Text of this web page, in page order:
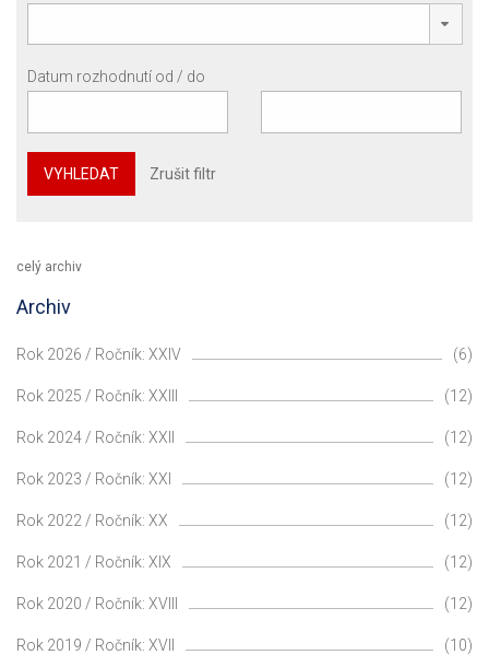
Datum rozhodnutí od / do
VYHLEDAT Zrušit filtr
celý archiv
Archiv
Rok 2026 / Ročník: XXIV (6)
Rok 2025 / Ročník: XXIII (12)
Rok 2024 / Ročník: XXII (12)
Rok 2023 / Ročník: XXI (12)
Rok 2022 / Ročník: XX (12)
Rok 2021 / Ročník: XIX (12)
Rok 2020 / Ročník: XVIII (12)
Rok 2019 / Ročník: XVII (10)